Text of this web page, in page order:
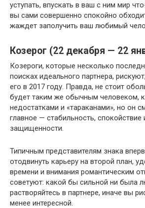
уступать, впускать в ваш с ним мир
вы сами совершенно спокойно
жаждет заполучить ваш любимый
Козерог (22 декабря — 22
Козероги, которые несколько
поисках идеального партнера,
его в 2017 году. Правда, не стоит
будет таким же обычным человеком,
недостатками и «тараканами», но он
главное — стабильность,
защищенности.
Типичным представителям знака
отодвинуть карьеру на второй план,
времени и внимания романтическим
советуют: какой бы сильной ни была
растворяйтесь в партнере, иначе вы
менее интересной.